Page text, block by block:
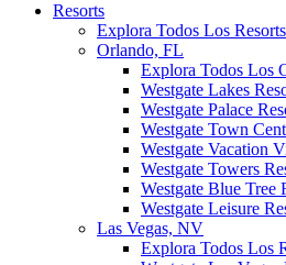
Resorts
Explora Todos Los Resorts
Orlando, FL
Explora Todos Los
Westgate Lakes
Westgate Palace
Westgate Town
Westgate Vacation
Westgate Towers
Westgate Blue Tree
Westgate Leisure
Las Vegas, NV
Explora Todos Los